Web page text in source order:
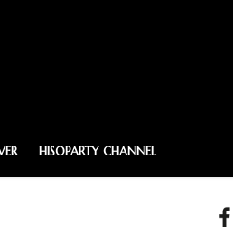
HISOPARTY CHANNEL